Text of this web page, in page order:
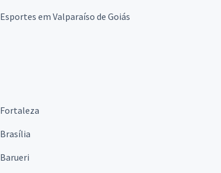
Esportes em Valparaíso de Goiás
Fortaleza
Brasília
Barueri